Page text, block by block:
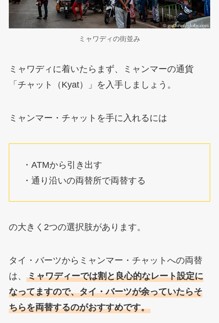
ミャワディの街並み
ミャワディに着いたらまず、ミャンマーの通貨
「チャット（Kyat）」を入手しましょう。
ミャンマー・チャットを手に入れるには
・ATMから引き出す
・通り沿いの両替所で両替する
の大きく2つの選択肢があります。
タイ・バーツからミャンマー・チャットへの両替
は、 ミャワディーでは割と良心的なレート設定に
なってますので、タイ・バーツが余っていたらそ
ちらを両替するのがおすすめです。